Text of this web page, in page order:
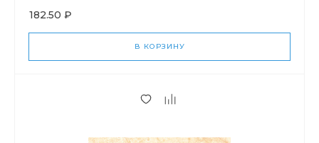
182.50 ₽
В КОРЗИНУ